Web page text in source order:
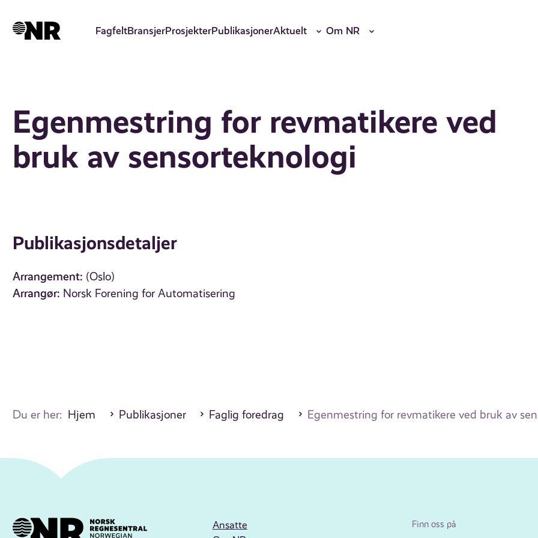
hovedinnhold
FagfeltBransjerProsjekterPublikasjonerAktuelt Om NR
Egenmestring for revmatikere ved
bruk av sensorteknologi
Publikasjonsdetaljer
Arrangement: (Oslo)
Arrangør: Norsk Forening for Automatisering
Du er her: Hjem Publikasjoner Faglig foredrag Egenmestring for revmatikere ved bruk av
Ansatte
Finn oss på